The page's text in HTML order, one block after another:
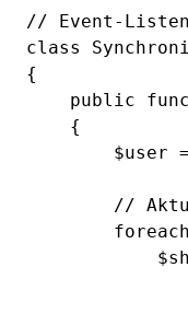
// Event-
class
{
public
    {
$user
//